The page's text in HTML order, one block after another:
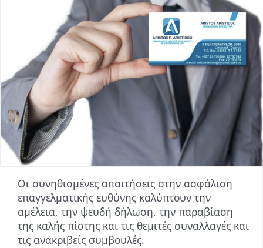
Οι συνηθισμένες απαιτήσεις στην ασφάλιση
επαγγελματικής ευθύνης καλύπτουν την
αμέλεια, την ψευδή δήλωση, την παραβίαση
της καλής πίστης και τις θεμιτές συναλλαγές και
τις ανακριβείς συμβουλές.